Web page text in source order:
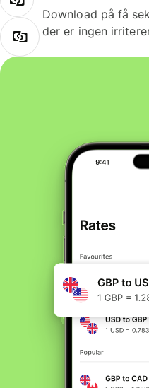
Download på få
der er ingen